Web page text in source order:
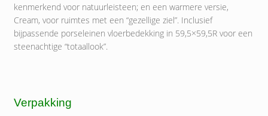
kenmerkend voor natuurleisteen; en een warmere versie,
Cream, voor ruimtes met een “gezellige ziel”. Inclusief
bijpassende porseleinen vloerbedekking in 59,5×59,5R voor een
steenachtige “totaallook”.
Verpakking